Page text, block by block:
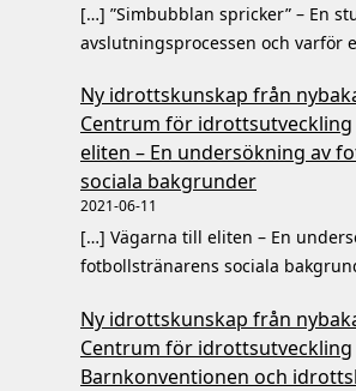
[…] ”Simbubblan spricker” – En
avslutningsprocessen och varför
Ny idrottskunskap från
Centrum för idrottsutveckling
eliten – En undersökning av
sociala bakgrunder
2021-06-11
[…] Vägarna till eliten – En
fotbollstränarens sociala
Ny idrottskunskap från
Centrum för idrottsutveckling
Barnkonventionen och